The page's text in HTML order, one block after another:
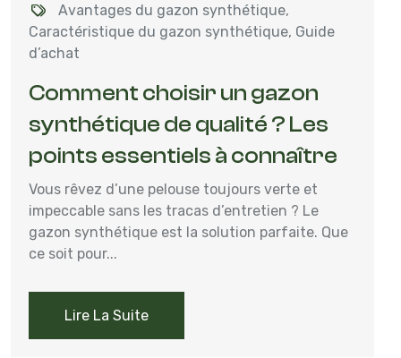
Avantages du gazon synthétique,
Caractéristique du gazon synthétique, Guide
d’achat
Comment choisir un gazon
synthétique de qualité ? Les
points essentiels à connaître
Vous rêvez d’une pelouse toujours verte et
impeccable sans les tracas d’entretien ? Le
gazon synthétique est la solution parfaite. Que
ce soit pour...
Lire La Suite